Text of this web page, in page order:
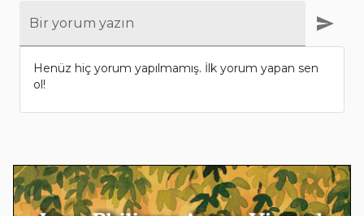
Bir yorum yazın
Henüz hiç yorum yapılmamış. İlk yorum yapan sen
ol!